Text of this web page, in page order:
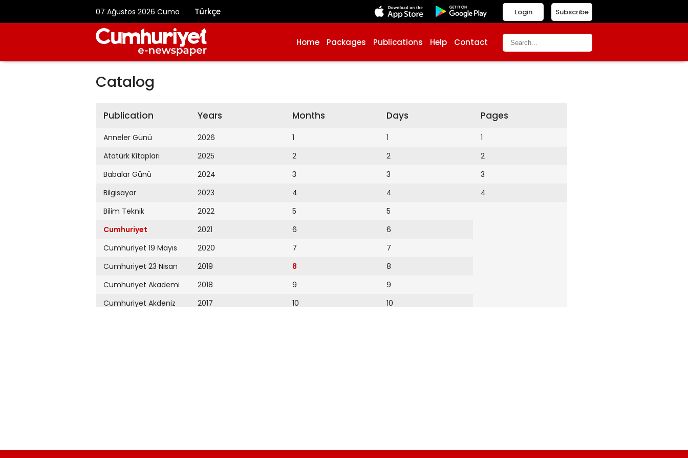
07 Ağustos 2026 Cuma Türkçe Subscribe
Login
Home Packages Publications Help Contact
Catalog
Publication
Anneler Günü
Atatürk Kitapları
Babalar Günü
Bilgisayar
Bilim Teknik
Cumhuriyet
Cumhuriyet 19 Mayıs
Cumhuriyet 23 Nisan
Cumhuriyet Akademi
Cumhuriyet Akdeniz
Cumhuriyet Çevre
Years
2026
2025
2024
2023
2022
2021
2020
2019
2018
2017
2009
Months
1
2
3
4
5
6
7
8
9
10
Days
1
2
3
4
5
6
7
8
9
10
18
Pages
1
2
3
4